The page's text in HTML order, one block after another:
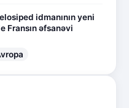
idmanının yeni
Fransın əfsanəvi